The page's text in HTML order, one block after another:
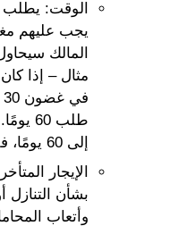
الوقت: يطلب
يجب عليهم
المالك
مثال – إذا
طلب
إلى 60 يومًا، فقد يرغب في طلب 90 يومًا.
الإيجار
بشأن التنازل
وأتعاب